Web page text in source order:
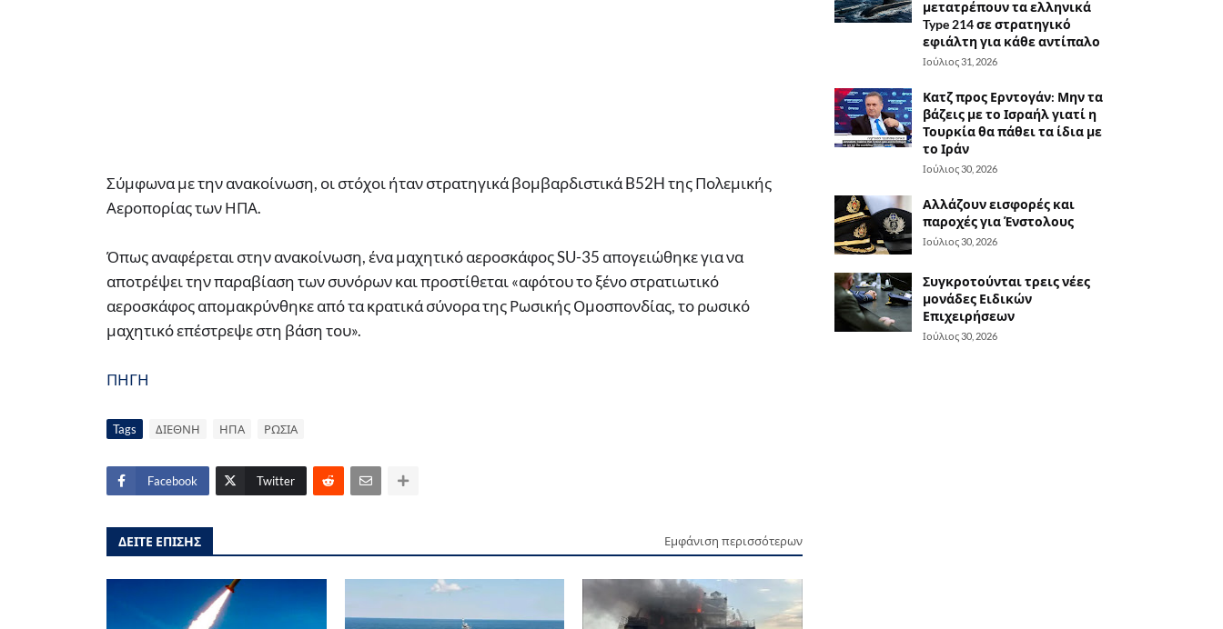
Σύμφωνα με την ανακοίνωση, οι στόχοι ήταν στρατηγικά βομβαρδιστικά B52H της Πολεμικής
Αεροπορίας των ΗΠΑ.
Όπως αναφέρεται στην ανακοίνωση, ένα μαχητικό αεροσκάφος SU-35 απογειώθηκε για να
αποτρέψει την παραβίαση των συνόρων και προστίθεται «αφότου το ξένο στρατιωτικό
αεροσκάφος απομακρύνθηκε από τα κρατικά σύνορα της Ρωσικής Ομοσπονδίας, το ρωσικό
μαχητικό επέστρεψε στη βάση του».
ΠΗΓΗ
Tags ΔΙΕΘΝΗ ΗΠΑ ΡΩΣΙΑ
Facebook Twitter
ΔΕΙΤΕ ΕΠΙΣΗΣ Εμφάνιση περισσότερων
μετατρέπουν τα ελληνικά
Type 214 σε στρατηγικό
εφιάλτη για κάθε αντίπαλο
Ιούλιος 31, 2026
Κατζ προς Ερντογάν: Μην τα
βάζεις με το Ισραήλ γιατί η
Τουρκία θα πάθει τα ίδια με
το Ιράν
Ιούλιος 30, 2026
Αλλάζουν εισφορές και
παροχές για Ένστολους
Ιούλιος 30, 2026
Συγκροτούνται τρεις νέες
μονάδες Ειδικών
Επιχειρήσεων
Ιούλιος 30, 2026